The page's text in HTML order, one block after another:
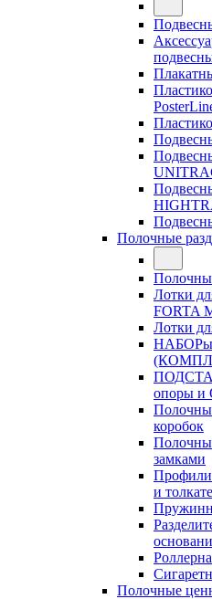
Полочные
Лотки
FORTA
Лотки
НАБОРы
опоры и
коробок
замками
Профили
и
Полочные